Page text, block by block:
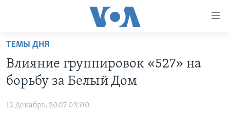
Перейти
основной
контент
Перейти
ПРОГРАММЫ
НОВОСТИ ЗА МИНУТУ
ПРОЕКТЫ
УЧИМ АНГЛИЙСКИЙ
ЭКСПЕРТИЗА
ТЕМЫ ДНЯ
Влияние группировок «527» на
борьбу за Белый Дом
12 Декабрь, 2007 03:00